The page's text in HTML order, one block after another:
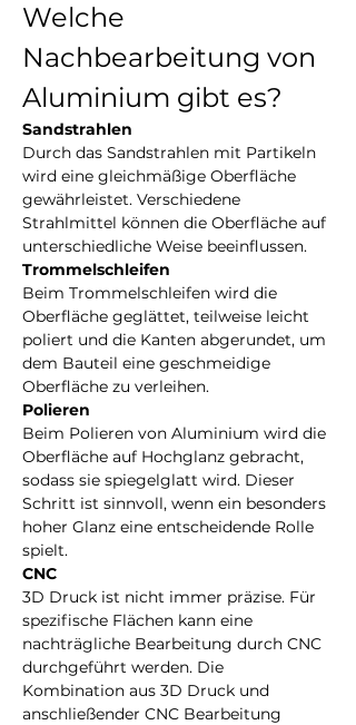
Welche
Nachbearbeitung von
Aluminium gibt es?
Sandstrahlen
Durch das Sandstrahlen mit Partikeln
wird eine gleichmäßige Oberfläche
gewährleistet. Verschiedene
Strahlmittel können die Oberfläche auf
unterschiedliche Weise beeinflussen.
Trommelschleifen
Beim Trommelschleifen wird die
Oberfläche geglättet, teilweise leicht
poliert und die Kanten abgerundet, um
dem Bauteil eine geschmeidige
Oberfläche zu verleihen.
Polieren
Beim Polieren von Aluminium wird die
Oberfläche auf Hochglanz gebracht,
sodass sie spiegelglatt wird. Dieser
Schritt ist sinnvoll, wenn ein besonders
hoher Glanz eine entscheidende Rolle
spielt.
CNC
3D Druck ist nicht immer präzise. Für
spezifische Flächen kann eine
nachträgliche Bearbeitung durch CNC
durchgeführt werden. Die
Kombination aus 3D Druck und
anschließender CNC Bearbeitung